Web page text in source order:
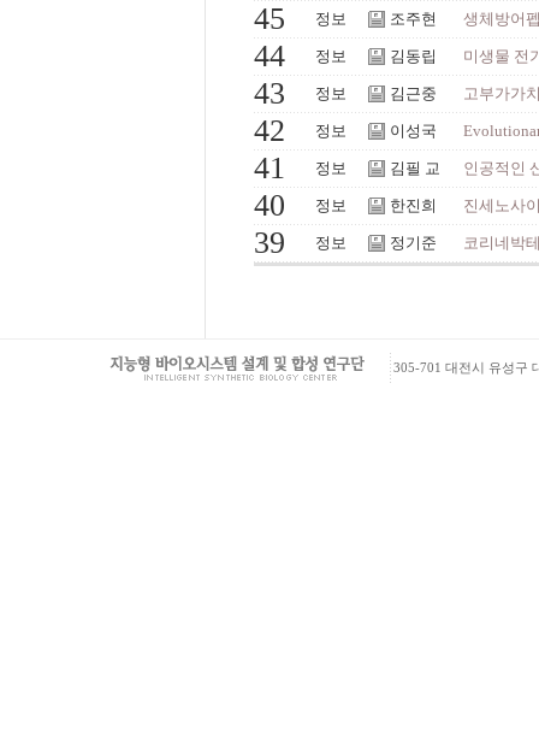
45 정보 조주현 생체방어
44 정보 김동립 미생물 전
43 정보 김근중 고부가가
42 정보 이성국
41 정보 김필 교 인공적인
40 정보 한진희 진세노사
39 정보 정기준 코리네박
305-701 대전시 유성구